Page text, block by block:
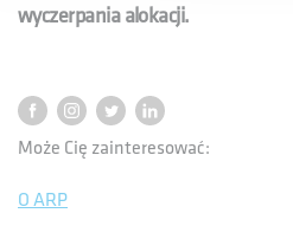
wyczerpania alokacji.
Może Cię zainteresować:
O ARP